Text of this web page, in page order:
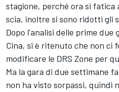
stagione, perché ora si fatica
scia, inoltre si sono ridotti gli
Dopo l'analisi delle prime due
Cina, si è ritenuto che non ci
modificare le DRS Zone per
Ma la gara di due settimane
non ha visto sorpassi, quindi